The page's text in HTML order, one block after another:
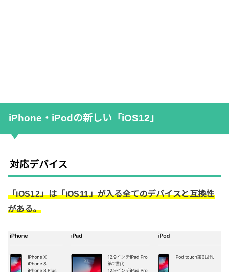
iPhone・iPodの新しい「iOS12」
対応デバイス
「iOS12」は「iOS11」が入る全てのデバイスと互換性
がある。